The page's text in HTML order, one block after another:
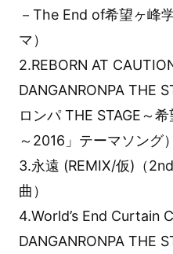
－The End of希望ヶ峰
マ）
2.REBORN AT
DANGANRONPA THE
ロンパ THE STAGE～
～2016」テーマソング）
3.永遠 (REMIX/仮)（
曲）
4.World’s End Curtain
DANGANRONPA THE